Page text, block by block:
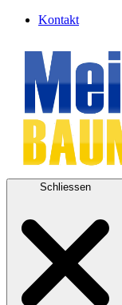
Kontakt
Schliessen